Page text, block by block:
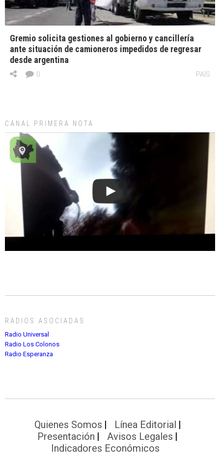
Gremio solicita gestiones al gobierno y cancillería
ante situación de camioneros impedidos de regresar
desde argentina
PAÍS
0
CANAL PRIMERA NOTA
RADIOS ASOCIADAS
Radio Universal
Radio Los Colonos
Radio Esperanza
Quienes Somos
Línea Editorial
Presentación
Avisos Legales
Indicadores Económicos